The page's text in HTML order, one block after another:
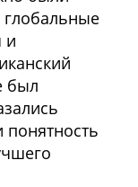
и
был
понятность